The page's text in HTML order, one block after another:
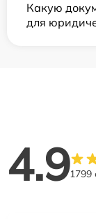
Какую
для
4.91799